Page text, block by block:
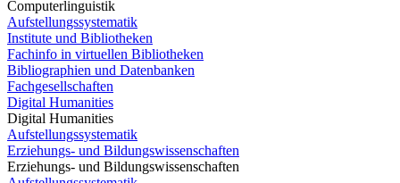
Computerlinguistik
Aufstellungssystematik
Institute und Bibliotheken
Fachinfo in virtuellen Bibliotheken
Bibliographien und Datenbanken
Fachgesellschaften
Digital Humanities
Digital Humanities
Aufstellungssystematik
Erziehungs- und Bildungswissenschaften
Erziehungs- und Bildungswissenschaften